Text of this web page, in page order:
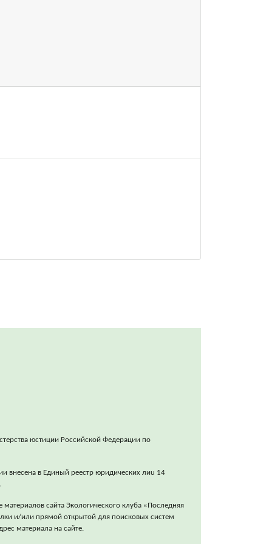
юстиции Российской Федерации по
внесена в Единый реестр юридических лиu 14
сайта Экологического клуба «Последняя
и/или прямой открытой для поисковых систем
материала на сайте.